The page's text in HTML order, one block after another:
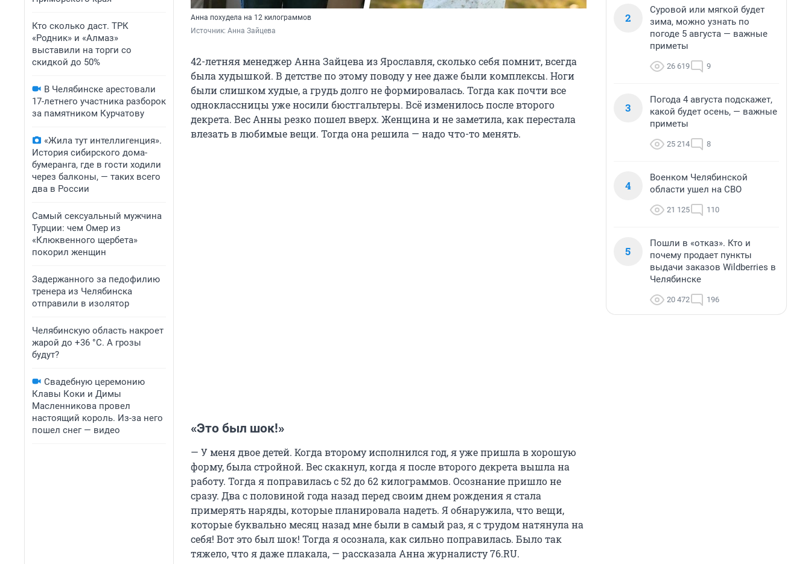
Кто сколько даст. ТРК
«Родник» и «Алмаз»
выставили на торги со
скидкой до 50%
В Челябинске арестовали
17-летнего участника разборок
за памятником Курчатову
«Жила тут интеллигенция».
История сибирского дома-
бумеранга, где в гости ходили
через балконы, — таких всего
два в России
Самый сексуальный мужчина
Турции: чем Омер из
«Клюквенного щербета»
покорил женщин
Задержанного за педофилию
тренера из Челябинска
отправили в изолятор
Челябинскую область накроет
жарой до +36 °C. А грозы
будут?
Свадебную церемонию
Клавы Коки и Димы
Масленникова провел
настоящий король. Из-за него
пошел снег — видео
Анна похудела на 12 килограммов
Источник: Анна Зайцева
42-летняя менеджер Анна Зайцева из Ярославля, сколько себя помнит, всегда
была худышкой. В детстве по этому поводу у нее даже были комплексы. Ноги
были слишком худые, а грудь долго не формировалась. Тогда как почти все
одноклассницы уже носили бюстгальтеры. Всё изменилось после второго
декрета. Вес Анны резко пошел вверх. Женщина и не заметила, как перестала
влезать в любимые вещи. Тогда она решила — надо что-то менять.
«Это был шок!»
— У меня двое детей. Когда второму исполнился год, я уже пришла в хорошую
форму, была стройной. Вес скакнул, когда я после второго декрета вышла на
работу. Тогда я поправилась с 52 до 62 килограммов. Осознание пришло не
сразу. Два с половиной года назад перед своим днем рождения я стала
примерять наряды, которые планировала надеть. Я обнаружила, что вещи,
которые буквально месяц назад мне были в самый раз, я с трудом натянула на
себя! Вот это был шок! Тогда я осознала, как сильно поправилась. Было так
тяжело, что я даже плакала, — рассказала Анна журналисту 76.RU.
2
Суровой или мягкой будет
зима, можно узнать по
погоде 5 августа — важные
приметы
26 619 9
3
Погода 4 августа подскажет,
какой будет осень, — важные
приметы
25 214 8
4
Военком Челябинской
области ушел на СВО
21 125 110
5
Пошли в «отказ». Кто и
почему продает пункты
выдачи заказов Wildberries в
Челябинске
20 472 196